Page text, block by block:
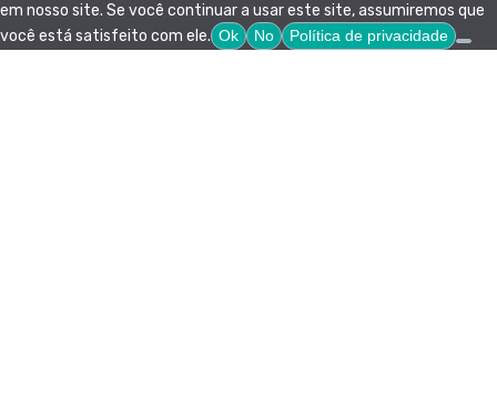
em nosso site. Se você continuar a usar este site, assumiremos que
você está satisfeito com ele. Ok No Política de privacidade